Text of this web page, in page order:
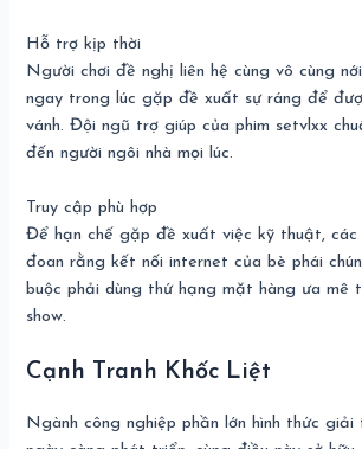
Hỗ trợ kịp thời
Người chơi đề nghị liên hệ cùng vô cùng
ngay trong lúc gặp đề xuất sự ráng để
vánh. Đội ngũ trợ giúp của phim setvlxx
đến người ngôi nhà mọi lúc.
Truy cập phù hợp
Để hạn chế gặp đề xuất việc kỹ thuật, các
đoan rằng kết nối internet của bè phái
buộc phải dùng thứ hạng mặt hàng ưa mê
show.
Cạnh Tranh Khốc Liệt
Ngành công nghiệp phần lớn hình thức